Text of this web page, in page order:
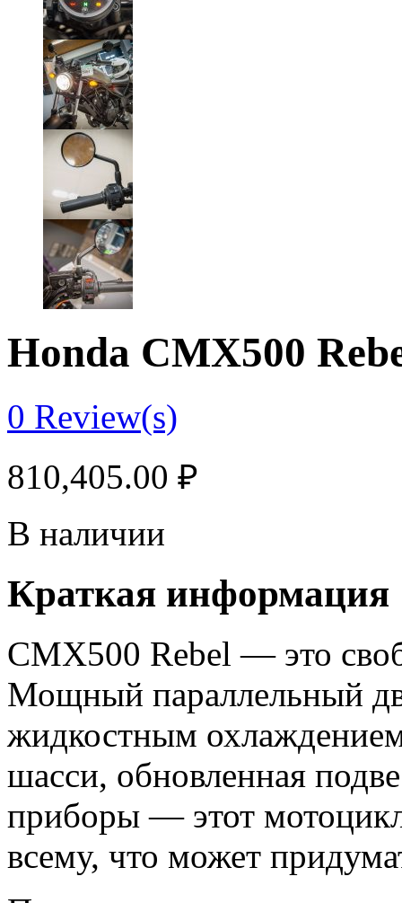
Honda CMX500
0 Review(s)
810,405.00 ₽
В наличии
Краткая информация
CMX500 Rebel — это
Мощный параллельный
жидкостным
шасси, обновленная
приборы — этот
всему, что может